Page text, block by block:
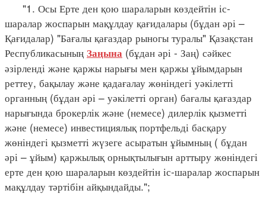
"1. Осы Ерте ден қою шараларын көздейтін іс-
шаралар жоспарын мақұлдау қағидалары (бұдан әрі –
Қағидалар) "Бағалы қағаздар рыногы туралы" Қазақстан
Республикасының Заңына (бұдан әрі - Заң) сәйкес
әзірленді және қаржы нарығы мен қаржы ұйымдарын
реттеу, бақылау және қадағалау жөніндегі уәкілетті
органның (бұдан әрі – уәкілетті орган) бағалы қағаздар
нарығында брокерлік және (немесе) дилерлік қызметті
және (немесе) инвестициялық портфельді басқару
жөніндегі қызметті жүзеге асыратын ұйымның ( бұдан
әрі – ұйым) қаржылық орнықтылығын арттыру жөніндегі
ерте ден қою шараларын көздейтін іс-шаралар жоспарын
мақұлдау тәртібін айқындайды.";